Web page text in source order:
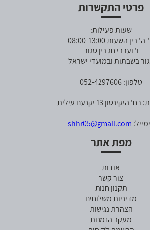
פרטי התקשרות
שעות פעילות:
בין השעות 08:00-13:00
ו' וערבי חג בין סגור
בשבתות ובמועדי ישראל
טלפון: 052-4297606
היקינטון 13 יקנעם עילית
shhr05@gmail.com
מפת אתר
אודות
צור קשר
תקנון חנות
מדיניות משלוחים
הצהרת נגישות
מעקב הזמנות